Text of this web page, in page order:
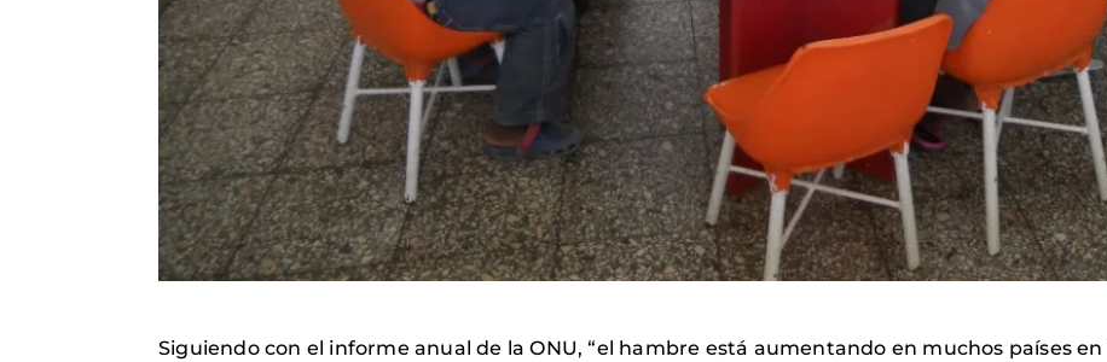
Siguiendo con el informe anual de la ONU, “el hambre está aumentando en muchos países